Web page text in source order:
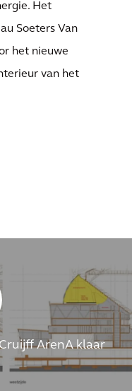
Het
Soeters Van
het nieuwe
van het
ArenA klaar